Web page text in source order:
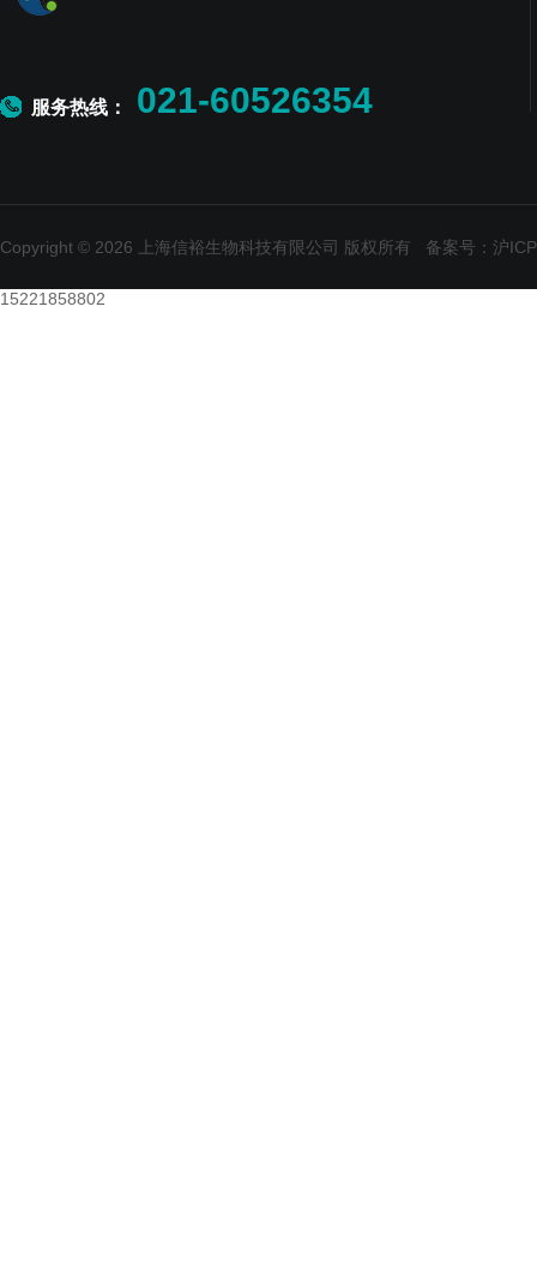
服务热线： 021-60526354
Copyright © 2026 上海信裕生物科技有限公司 版权所有 备案号：沪
15221858802